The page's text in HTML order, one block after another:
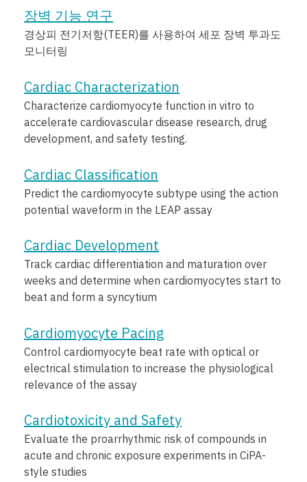
장벽 기능 연구
경상피 전기저항(TEER)를 사용하여 세포 장벽 투과도
모니터링
Cardiac Characterization
Characterize cardiomyocyte function in vitro to
accelerate cardiovascular disease research, drug
development, and safety testing.
Cardiac Classification
Predict the cardiomyocyte subtype using the action
potential waveform in the LEAP assay
Cardiac Development
Track cardiac differentiation and maturation over
weeks and determine when cardiomyocytes start to
beat and form a syncytium
Cardiomyocyte Pacing
Control cardiomyocyte beat rate with optical or
electrical stimulation to increase the physiological
relevance of the assay
Cardiotoxicity and Safety
Evaluate the proarrhythmic risk of compounds in
acute and chronic exposure experiments in CiPA-
style studies